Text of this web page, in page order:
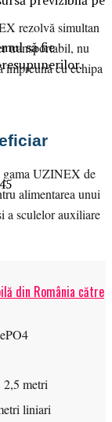
să fie
din România către
rezolvă simultan
transportabil, nu
împreună cu echipa
gama UZINEX de
alimentarea unui
a sculelor auxiliare
2,5 metri
liniari